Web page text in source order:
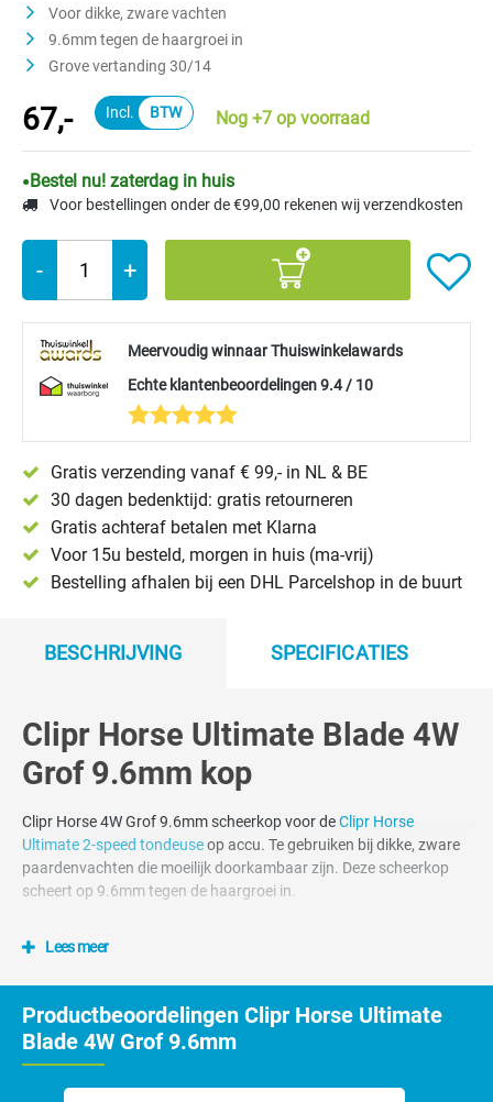
Voor dikke, zware vachten
9.6mm tegen de haargroei in
Grove vertanding 30/14
67,- Nog +7 op voorraad
Bestel nu! zaterdag in huis
Voor bestellingen onder de €99,00 rekenen wij verzendkosten
- +
Meervoudig winnaar Thuiswinkelawards
Echte klantenbeoordelingen 9.4 / 10
Gratis verzending vanaf € 99,- in NL & BE
30 dagen bedenktijd: gratis retourneren
Gratis achteraf betalen met Klarna
Voor 15u besteld, morgen in huis (ma-vrij)
Bestelling afhalen bij een DHL Parcelshop in de buurt
BESCHRIJVING SPECIFICATIES
Clipr Horse Ultimate Blade 4W
Grof 9.6mm kop
Clipr Horse 4W Grof 9.6mm scheerkop voor deClipr Horse
Ultimate 2-speed tondeuseop accu. Te gebruiken bij dikke, zware
paardenvachten die moeilijk doorkambaar zijn. Deze scheerkop
scheert op 9.6mm tegen de haargroei in.
Clipr. scheerkoppen zijn voor het
Het universele snap-on scheerkoppensysteem ook wel het A5 style
scheerkoppen systeem genoemd. Alle Clipr. Snap-On
scheerkoppen passen op de Clipr Ultimate maar ook op de
tondeuses van andere merken die ook voorzien zijn van het
Lees meer
Productbeoordelingen Clipr Horse Ultimate
Blade 4W Grof 9.6mm